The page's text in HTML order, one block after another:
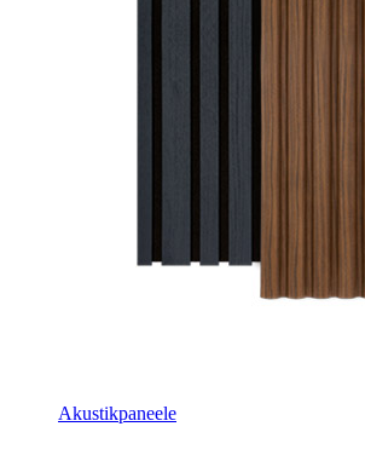
Akustikpaneele